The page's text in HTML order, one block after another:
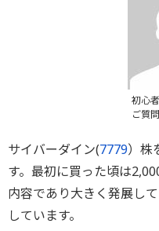
初心
ご質問
サイバーダイン(7779）株
す。最初に買った頃は
内容であり大きく発展し
しています。